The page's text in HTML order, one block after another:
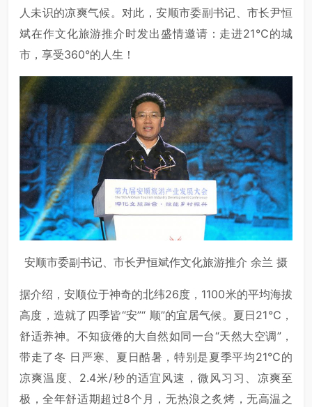
人未识的凉爽气候。对此，安顺市委副书记、市长尹恒
斌在作文化旅游推介时发出盛情邀请：走进21℃的城
市，享受360°的人生！
安顺市委副书记、市长尹恒斌作文化旅游推介 余兰 摄
据介绍，安顺位于神奇的北纬26度，1100米的平均海拔
高度，造就了四季皆“安”“ 顺”的宜居气候。夏日21℃，
舒适养神。不知疲倦的大自然如同一台“天然大空调”，
带走了冬 日严寒、夏日酷暑，特别是夏季平均21℃的
凉爽温度、2.4米/秒的适宜风速，微风习习、凉爽至
极，全年舒适期超过8个月，无热浪之炙烤，无高温之